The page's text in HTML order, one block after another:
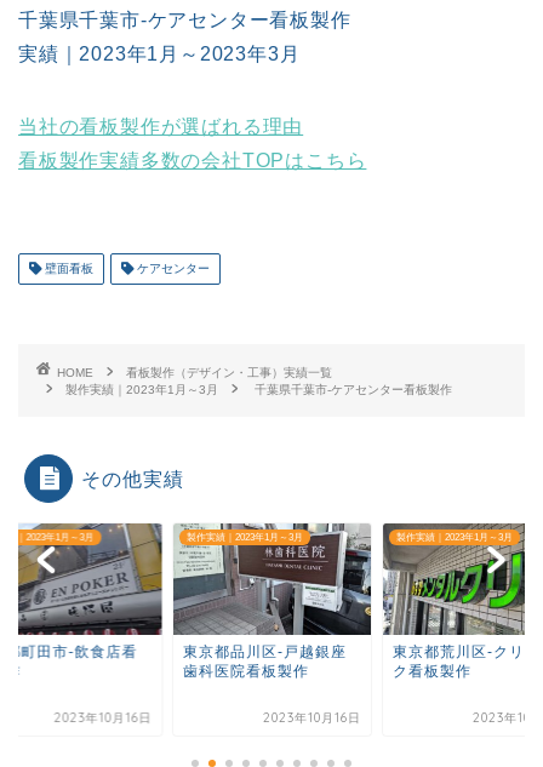
千葉県千葉市-ケアセンター看板製作
実績｜2023年1月～2023年3月
当社の看板製作が選ばれる理由
看板製作実績多数の会社TOPはこちら
壁面看板 ケアセンター
HOME
看板製作（デザイン・工事）実績一覧
製作実績｜2023年1月～3月
千葉県千葉市-ケアセンター看板製作
その他実績
績｜2023年1月～3月
都町田市-飲食店看
作
2023年10月16日
製作実績｜2023年1月～3月
東京都品川区-戸越銀座
歯科医院看板製作
2023年10月16日
製作実績｜2023年1月～3月
東京都荒川区-クリ
ク看板製作
2023年10